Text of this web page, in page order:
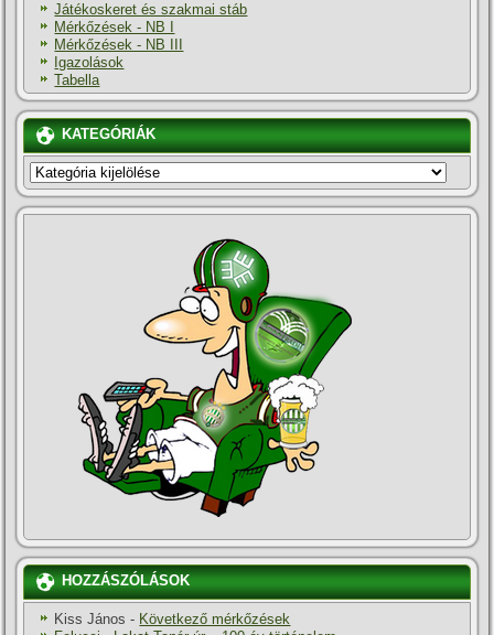
Játékoskeret és szakmai stáb
Mérkőzések - NB I
Mérkőzések - NB III
Igazolások
Tabella
KATEGÓRIÁK
KATEGÓRIÁK
HOZZÁSZÓLÁSOK
Kiss János - Következő mérkőzések